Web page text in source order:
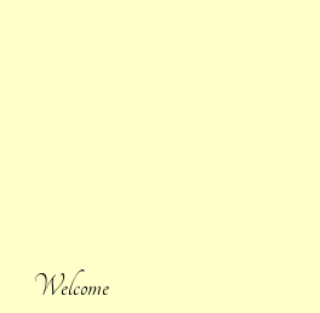
Welcome